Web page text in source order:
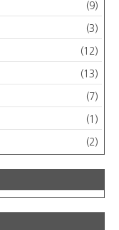
(9)
(3)
(12)
(13)
(7)
(1)
(2)